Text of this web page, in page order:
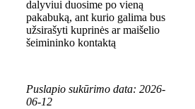
dalyviui duosime po vieną
pakabuką, ant kurio galima bus
užsirašyti kuprinės ar maišelio
šeimininko kontaktą
Puslapio sukūrimo data: 2026-
06-12